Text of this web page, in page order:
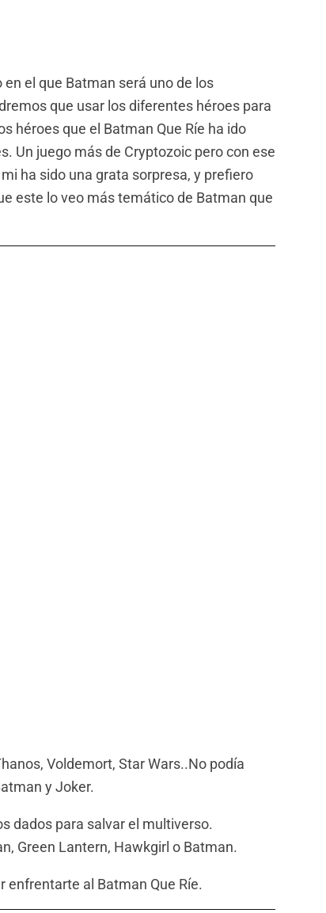
el que Batman será uno de los
que usar los diferentes héroes para
héroes que el Batman Que Ríe ha ido
Un juego más de Cryptozoic pero con ese
ha sido una grata sorpresa, y prefiero
este lo veo más temático de Batman que
Voldemort, Star Wars..No podía
y Joker.
dados para salvar el multiverso.
Green Lantern, Hawkgirl o Batman.
enfrentarte al Batman Que Ríe.